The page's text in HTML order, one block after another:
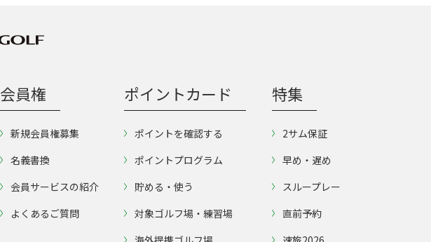
会員権
新規会員権募集
名義書換
会員サービスの紹介
よくあるご質問
ポイントカード
ポイントを確認する
ポイントプログラム
貯める・使う
対象ゴルフ場・練習場
特集
2サム保証
早め・遅め
スループレー
直前予約